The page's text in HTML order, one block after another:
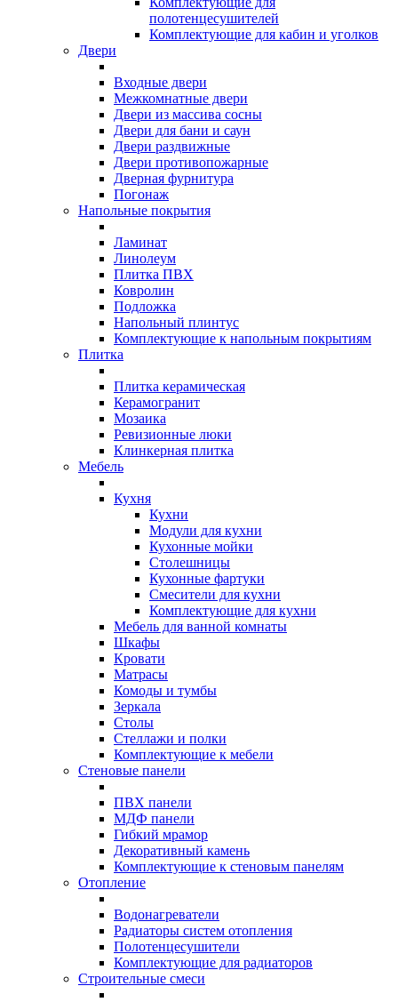
полотенцесушителей
Комплектующие для кабин и уголков
Двери
Входные двери
Межкомнатные двери
Двери из массива сосны
Двери для бани и саун
Двери раздвижные
Двери противопожарные
Дверная фурнитура
Погонаж
Напольные покрытия
Ламинат
Линолеум
Плитка ПВХ
Ковролин
Подложка
Напольный плинтус
Комплектующие к напольным покрытиям
Плитка
Плитка керамическая
Керамогранит
Мозаика
Ревизионные люки
Клинкерная плитка
Мебель
Кухня
Кухни
Модули для кухни
Кухонные мойки
Столешницы
Кухонные фартуки
Смесители для кухни
Комплектующие для кухни
Мебель для ванной комнаты
Шкафы
Кровати
Матрасы
Комоды и тумбы
Зеркала
Столы
Стеллажи и полки
Комплектующие к мебели
Стеновые панели
ПВХ панели
МДФ панели
Гибкий мрамор
Декоративный камень
Комплектующие к стеновым панелям
Отопление
Водонагреватели
Радиаторы систем отопления
Полотенцесушители
Комплектующие для радиаторов
Строительные смеси